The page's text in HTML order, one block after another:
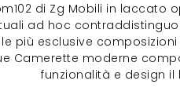
di Zg Mobili in
ad hoc
più esclusive
Camerette moderne
funzionalità e design